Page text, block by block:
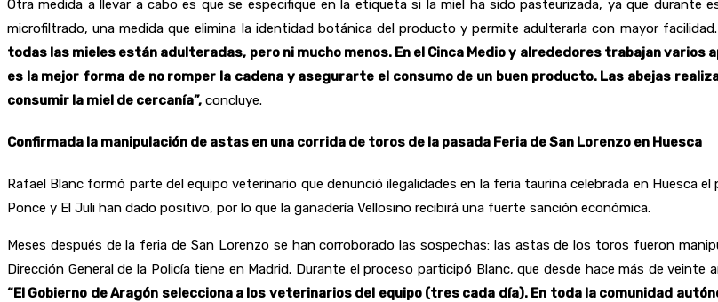
Otra medida a llevar a cabo es que se especifique en la etiqueta si la miel ha sido pasteurizada, ya que durante
microfiltrado, una medida que elimina la identidad botánica del producto y permite adulterarla con mayor facilidad.
todas las mieles están adulteradas, pero ni mucho menos. En el Cinca Medio y alrededores trabajan
es la mejor forma de no romper la cadena y asegurarte el consumo de un buen producto. Las abejas
consumir la miel de cercanía”, concluye.
Confirmada la manipulación de astas en una corrida de toros de la pasada Feria de San Lorenzo en Huesca
Rafael Blanc formó parte del equipo veterinario que denunció ilegalidades en la feria taurina celebrada en Huesca
Ponce y El Juli han dado positivo, por lo que la ganadería Vellosino recibirá una fuerte sanción económica.
Meses después de la feria de San Lorenzo se han corroborado las sospechas: las astas de los toros fueron
Dirección General de la Policía tiene en Madrid. Durante el proceso participó Blanc, que desde hace más de
“El Gobierno de Aragón selecciona a los veterinarios del equipo (tres cada día). En toda la comunidad